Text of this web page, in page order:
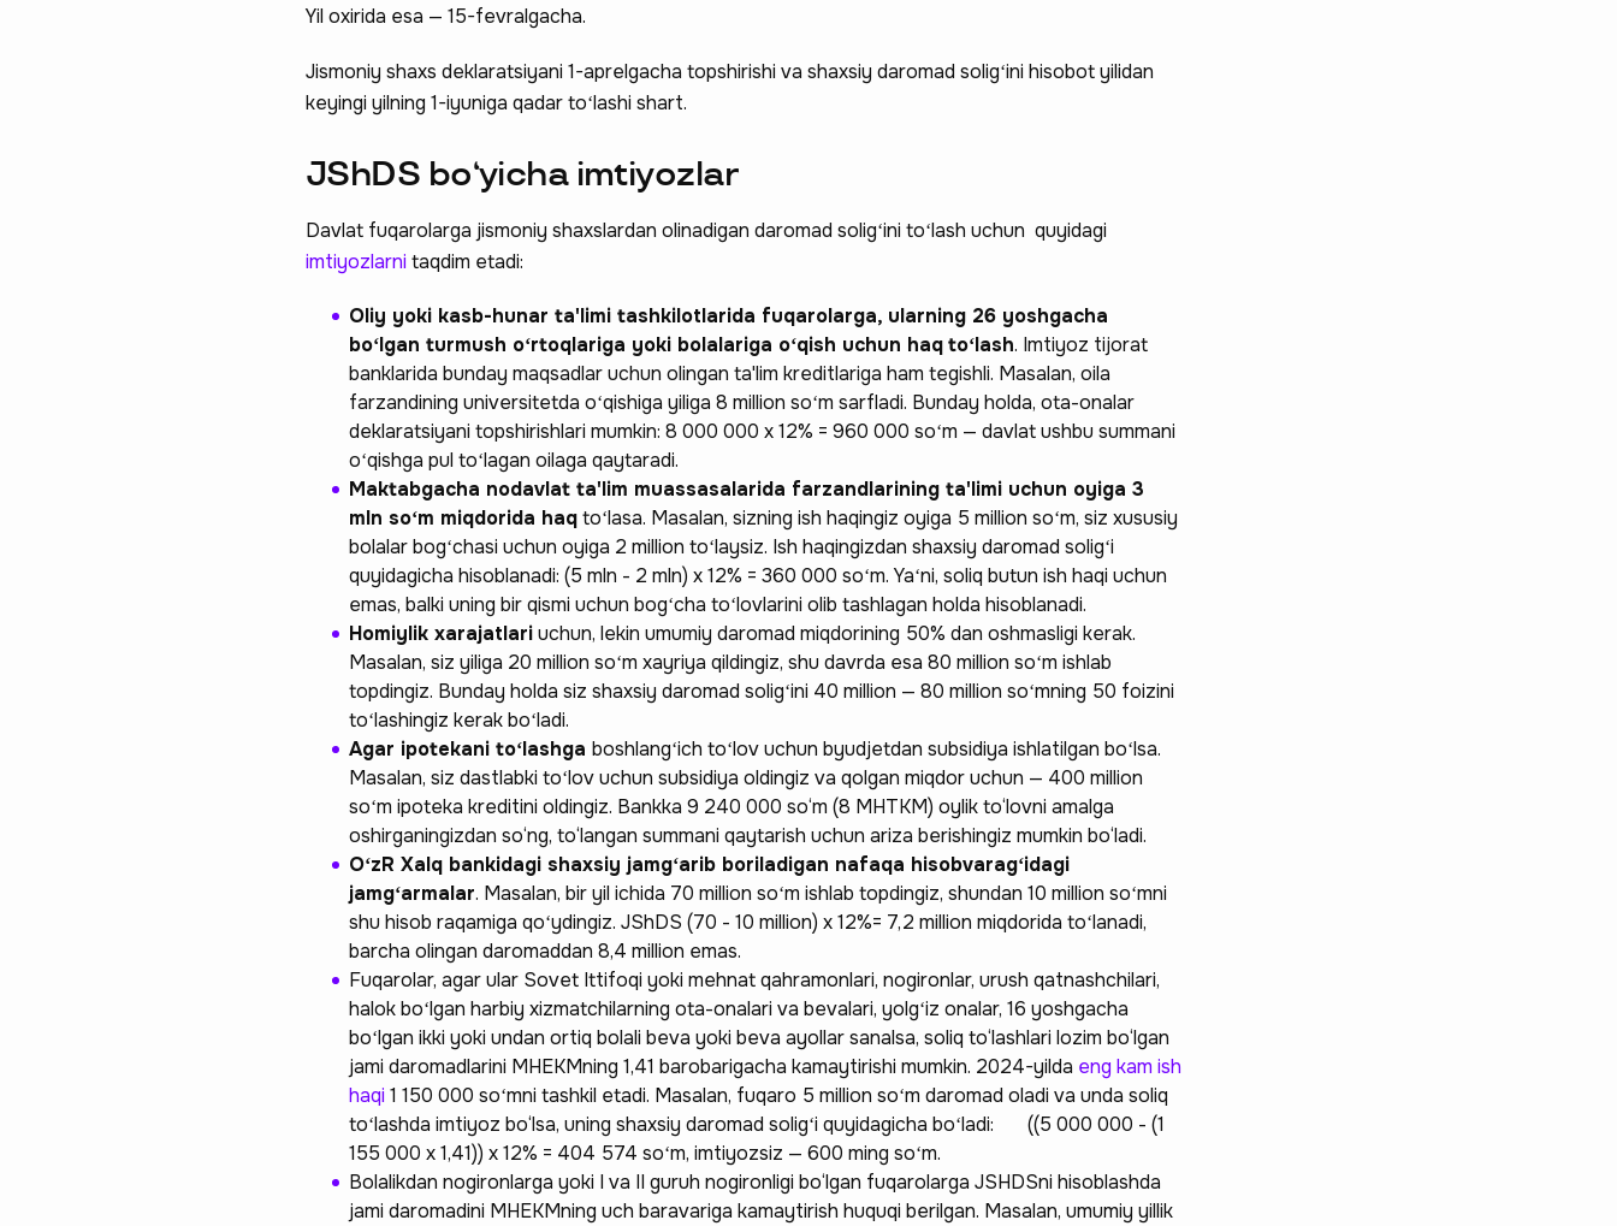
Yil oxirida esa — 15-fevralgacha.
Jismoniy shaxs deklaratsiyani 1-aprelgacha topshirishi va shaxsiy daromad soligʻini hisobot yilidan
keyingi yilning 1-iyuniga qadar toʻlashi shart.
JShDS boʻyicha imtiyozlar
Davlat fuqarolarga jismoniy shaxslardan olinadigan daromad soligʻini toʻlash uchun quyidagi
imtiyozlarnitaqdim etadi:
Oliy yoki kasb-hunar ta'limi tashkilotlarida fuqarolarga, ularning 26 yoshgacha
boʻlgan turmush oʻrtoqlariga yoki bolalariga oʻqish uchun haqtoʻlash. Imtiyoz tijorat
banklarida bunday maqsadlar uchun olingan ta'lim kreditlariga ham tegishli. Masalan, oila
farzandining universitetda oʻqishiga yiliga 8 million soʻm sarfladi. Bunday holda, ota-onalar
deklaratsiyani topshirishlari mumkin: 8 000 000 x 12% = 960 000 soʻm — davlat ushbu summani
oʻqishga pul toʻlagan oilaga qaytaradi.
Maktabgacha nodavlat ta'lim muassasalarida farzandlarining ta'limi uchun oyiga 3
mln soʻm miqdorida haqtoʻlasa. Masalan, sizning ish haqingiz oyiga 5 million soʻm, siz xususiy
bolalar bogʻchasi uchun oyiga 2 million toʻlaysiz. Ish haqingizdan shaxsiy daromad soligʻi
quyidagicha hisoblanadi: (5 mln - 2 mln) x 12% = 360 000 soʻm. Yaʻni, soliq butun ish haqi uchun
emas, balki uning bir qismi uchun bogʻcha toʻlovlarini olib tashlagan holda hisoblanadi.
Homiylik xarajatlariuchun, lekin umumiy daromad miqdorining 50% dan oshmasligi kerak.
Masalan, siz yiliga 20 million soʻm xayriya qildingiz, shu davrda esa 80 million soʻm ishlab
topdingiz. Bunday holda siz shaxsiy daromad soligʻini 40 million — 80 million soʻmning 50 foizini
toʻlashingiz kerak boʻladi.
Agar ipotekani toʻlashga boshlangʻich toʻlov uchun byudjetdan subsidiya ishlatilgan boʻlsa.
Masalan, siz dastlabki toʻlov uchun subsidiya oldingiz va qolgan miqdor uchun — 400 million
soʻm ipoteka kreditini oldingiz. Bankka 9 240 000 so‘m (8 MHTKM) oylik to‘lovni amalga
oshirganingizdan so‘ng, to‘langan summani qaytarish uchun ariza berishingiz mumkin bo‘ladi.
OʻzR Xalq bankidagi shaxsiy jamgʻarib boriladigan nafaqa hisobvaragʻidagi
jamgʻarmalar. Masalan, bir yil ichida 70 million soʻm ishlab topdingiz, shundan 10 million soʻmni
shu hisob raqamiga qoʻydingiz. JShDS (70 - 10 million) x 12%= 7,2 million miqdorida toʻlanadi,
barcha olingan daromaddan 8,4 million emas.
Fuqarolar, agar ular Sovet Ittifoqi yoki mehnat qahramonlari, nogironlar, urush qatnashchilari,
halok boʻlgan harbiy xizmatchilarning ota-onalari va bevalari, yolgʻiz onalar, 16 yoshgacha
boʻlgan ikki yoki undan ortiq bolali beva yoki beva ayollar sanalsa, soliq to‘lashlari lozim bo‘lgan
jami daromadlarini MHEKMning 1,41 barobarigacha kamaytirishi mumkin. 2024-yilda eng kam ish
haqi1 150 000 soʻmni tashkil etadi. Masalan, fuqaro 5 million soʻm daromad oladi va unda soliq
toʻlashda imtiyoz bo‘lsa, uning shaxsiy daromad soligʻi quyidagicha boʻladi: ((5 000 000 - (1
155 000 х 1,41)) х 12% = 404 574 soʻm, imtiyozsiz — 600 ming soʻm.
Bolalikdan nogironlarga yoki I va II guruh nogironligi bo‘lgan fuqarolarga JSHDSni hisoblashda
jami daromadini MHEKMning uch baravariga kamaytirish huquqi berilgan. Masalan, umumiy yillik
Ravnaqimizga hissa qo'shing —
so‘rovnomada qatnashing ❤️
boshlash